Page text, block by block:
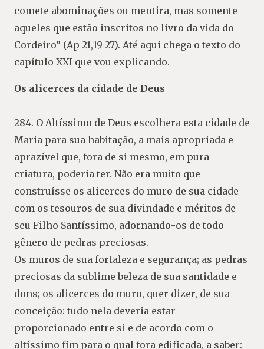
comete abominações ou mentira, mas somente
aqueles que estão inscritos no livro da vida do
Cordeiro” (Ap 21,19-27). Até aqui chega o texto do
capítulo XXI que vou explicando.
Os alicerces da cidade de Deus
284. O Altíssimo de Deus escolhera esta cidade de
Maria para sua habitação, a mais apropriada e
aprazível que, fora de si mesmo, em pura
criatura, poderia ter. Não era muito que
construísse os alicerces do muro de sua cidade
com os tesouros de sua divindade e méritos de
seu Filho Santíssimo, adornando-os de todo
gênero de pedras preciosas.
Os muros de sua fortaleza e segurança; as pedras
preciosas da sublime beleza de sua santidade e
dons; os alicerces do muro, quer dizer, de sua
conceição: tudo nela deveria estar
proporcionado entre si e de acordo com o
altíssimo fim para o qual fora edificada, a saber: